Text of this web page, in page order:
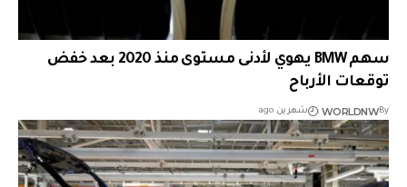
سهم BMW يهوي لأدنى مستوى منذ 2020 بعد خفض
توقعات الأرباح
By
WORLDNW شهرين ago